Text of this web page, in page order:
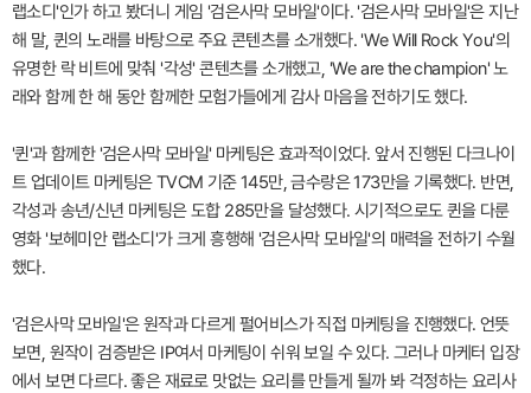
랩소디'인가 하고 봤더니 게임 '검은사막 모바일'이다. '검은사막 모바일'은 지난
해 말, 퀸의 노래를 바탕으로 주요 콘텐츠를 소개했다. 'We Will Rock You'의
유명한 락 비트에 맞춰 '각성' 콘텐츠를 소개했고, 'We are the champion' 노
래와 함께 한 해 동안 함께한 모험가들에게 감사 마음을 전하기도 했다.
'퀸'과 함께한 '검은사막 모바일' 마케팅은 효과적이었다. 앞서 진행된 다크나이
트 업데이트 마케팅은 TVCM 기준 145만, 금수랑은 173만을 기록했다. 반면,
각성과 송년/신년 마케팅은 도합 285만을 달성했다. 시기적으로도 퀸을 다룬
영화 '보헤미안 랩소디'가 크게 흥행해 '검은사막 모바일'의 매력을 전하기 수월
했다.
'검은사막 모바일'은 원작과 다르게 펄어비스가 직접 마케팅을 진행했다. 언뜻
보면, 원작이 검증받은 IP여서 마케팅이 쉬워 보일 수 있다. 그러나 마케터 입장
에서 보면 다르다. 좋은 재료로 맛없는 요리를 만들게 될까 봐 걱정하는 요리사